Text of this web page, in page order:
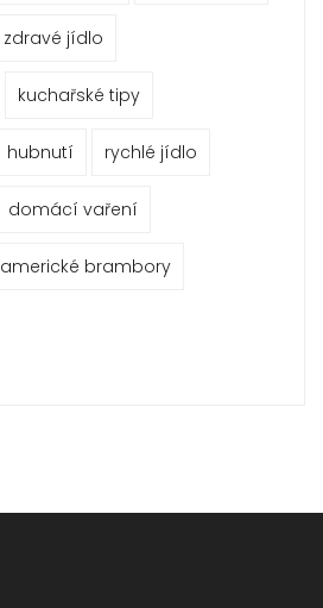
zdravé jídlo
kuchařské tipy
hubnutí rychlé jídlo
domácí vaření
americké brambory